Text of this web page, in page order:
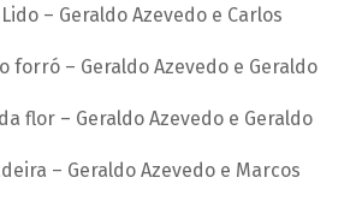
– Geraldo Azevedo e Carlos
forró – Geraldo Azevedo e Geraldo
flor – Geraldo Azevedo e Geraldo
– Geraldo Azevedo e Marcos